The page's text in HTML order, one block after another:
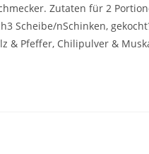
Zutaten für 2
Scheibe/nSchinken,
& Pfeffer, Chilipulver &